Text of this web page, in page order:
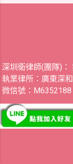
深圳衛律師(團隊)
執業律所：廣東深
微信號：